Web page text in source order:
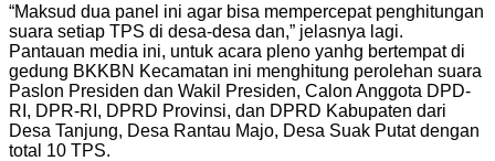
“Maksud dua panel ini agar bisa mempercepat penghitungan
suara setiap TPS di desa-desa dan,” jelasnya lagi.
Pantauan media ini, untuk acara pleno yanhg bertempat di
gedung BKKBN Kecamatan ini menghitung perolehan suara
Paslon Presiden dan Wakil Presiden, Calon Anggota DPD-
RI, DPR-RI, DPRD Provinsi, dan DPRD Kabupaten dari
Desa Tanjung, Desa Rantau Majo, Desa Suak Putat dengan
total 10 TPS.